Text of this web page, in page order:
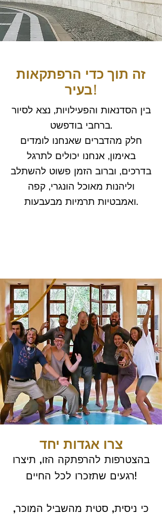
זה תוך כדי הרפתקאות
בעיר!
בין הסדנאות והפעילויות, נצא לסיור
ברחבי בודפשט.
חלק מהדברים שאנחנו לומדים
באימון, אנחנו יכולים לתרגל
בדרכים, וברוב הזמן פשוט להשתלב
וליהנות מאוכל הונגרי, קפה
ואמבטיות תרמיות מבעבעות.
צרו אגדות יחד
בהצטרפות להרפתקה הזו, תיצרו
רגעים שתזכרו לכל החיים!
כי ניסית, סטית מהשביל המוכר,